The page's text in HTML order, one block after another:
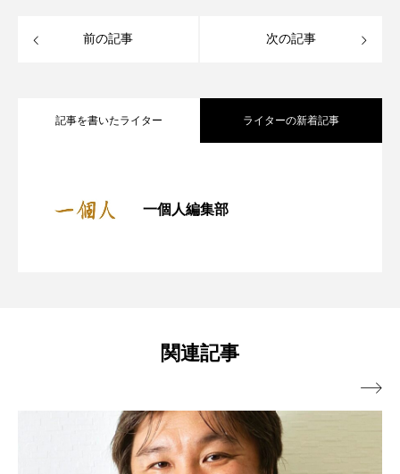
前の記事 次の記事
記事を書いたライター ライターの新着記事
一個人編集部
い”水素焙煎コーヒー”をCOREDO室町テ
ラスで無料提供「UCCミライ珈琲店」
関連記事
